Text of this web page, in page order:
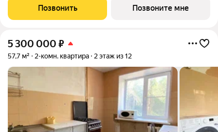
по телефону, наши менеджеры вам все расскажут.
Однокомнатная квартира с
Позвонить Позвоните мне
5 300 000 ₽
57,7 м² 2-комн. квартира 2 этаж из 12